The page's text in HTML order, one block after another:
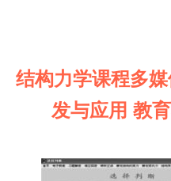
结构力学课程多
发与应用 教